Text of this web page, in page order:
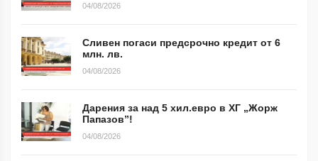
04/08/2026
Сливен погаси предсрочно кредит от 6
млн. лв.
04/08/2026
Дарения за над 5 хил.евро в ХГ „Жорж
Папазов”!
04/08/2026